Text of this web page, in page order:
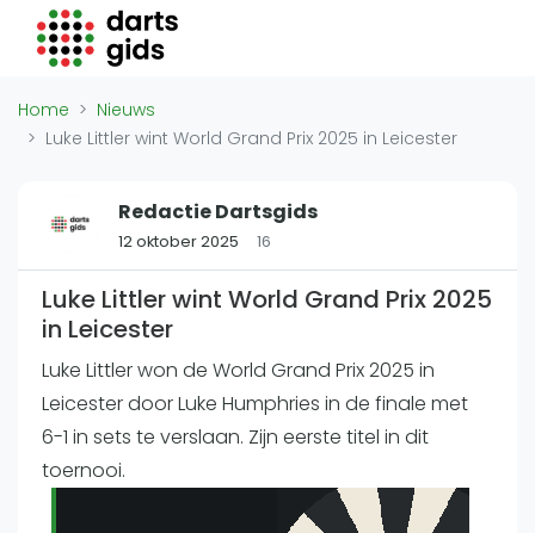
Darts Gids
Locaties
Organisaties
Overige
Trainers
Zakelijk
Adverteren
Vacatures
Video's
Home
Nieuws
Luke Littler wint World Grand Prix 2025 in Leicester
Redactie Dartsgids
12 oktober 2025 16
Luke Littler wint World Grand Prix 2025
in Leicester
Luke Littler won de World Grand Prix 2025 in
Leicester door Luke Humphries in de finale met
6-1 in sets te verslaan. Zijn eerste titel in dit
toernooi.